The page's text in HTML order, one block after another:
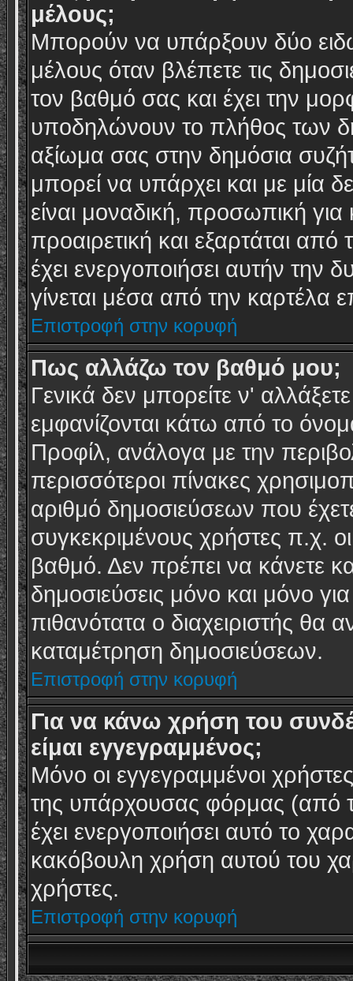
μέλους;
Μπορούν να υπάρξουν δύο
μέλους όταν βλέπετε τις
τον βαθμό σας και έχει την
υποδηλώνουν το πλήθος των
αξίωμα σας στην δημόσια
μπορεί να υπάρχει και με μία
είναι μοναδική, προσωπική
προαιρετική και εξαρτάται από
έχει ενεργοποιήσει αυτήν την
γίνεται μέσα από την καρτέλα
Επιστροφή στην κορυφή
Πως αλλάζω τον βαθμό μου;
Γενικά δεν μπορείτε ν'
εμφανίζονται κάτω από το
Προφίλ, ανάλογα με την
περισσότεροι πίνακες
αριθμό δημοσιεύσεων που
συγκεκριμένους χρήστες π.χ. οι
βαθμό. Δεν πρέπει να κάνετε
δημοσιεύσεις μόνο και μόνο
πιθανότατα ο διαχειριστής θα
καταμέτρηση δημοσιεύσεων.
Επιστροφή στην κορυφή
Για να κάνω χρήση του
είμαι εγγεγραμμένος;
Μόνο οι εγγεγραμμένοι
της υπάρχουσας φόρμας (από
έχει ενεργοποιήσει αυτό το
κακόβουλη χρήση αυτού του
χρήστες.
Επιστροφή στην κορυφή